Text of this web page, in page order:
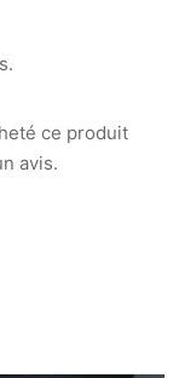
ce produit
avis.